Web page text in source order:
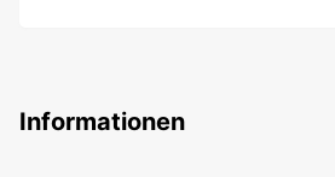
Informationen